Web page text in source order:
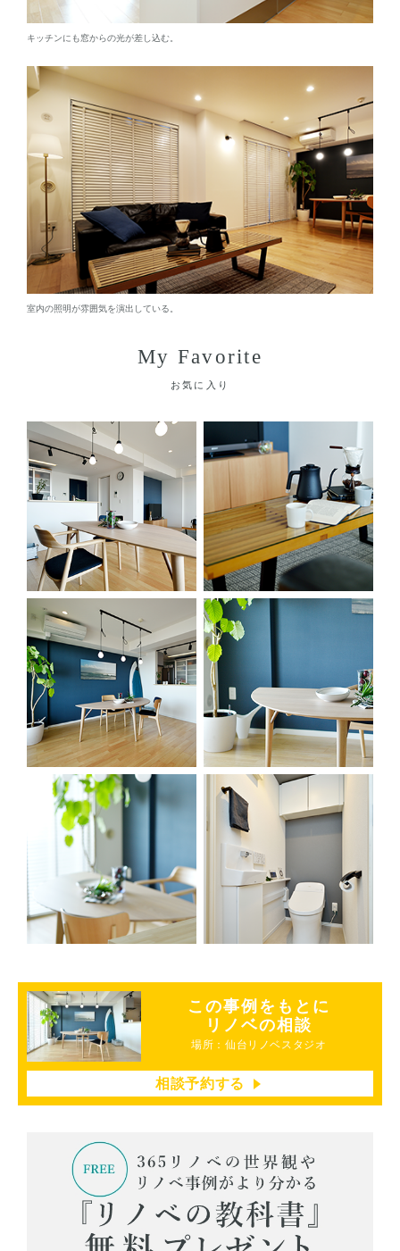
キッチンにも窓からの光が差し込む。
室内の照明が雰囲気を演出している。
My Favorite
お気に入り
この事例をもとに
リノベの相談
場所：仙台リノベスタジオ
相談予約する